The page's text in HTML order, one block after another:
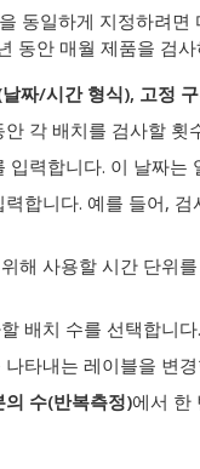
동일하게 지정하려
동안 매월 제품을 검
짜/시간 형식), 고정
각 배치를 검사할 횟
입력합니다. 이 날짜는
합니다. 예를 들어,
해 사용할 시간 단위
배치 수를 선택합니다.
타내는 레이블을 변
수(반복측정)에서 한